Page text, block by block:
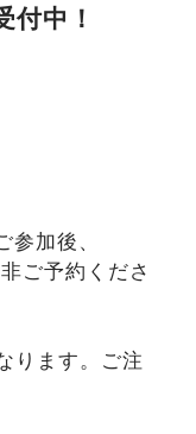
中！
加後、
ご予約くださ
ります。ご注